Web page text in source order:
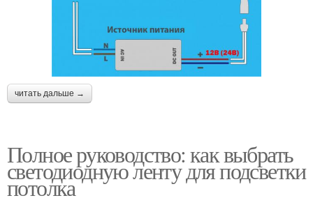
читать дальше →
Полное руководство: как выбрать
светодиодную ленту для подсветки
потолка